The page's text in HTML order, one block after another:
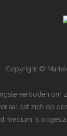
Copyright ©
verboden om
dat zich op
medium is